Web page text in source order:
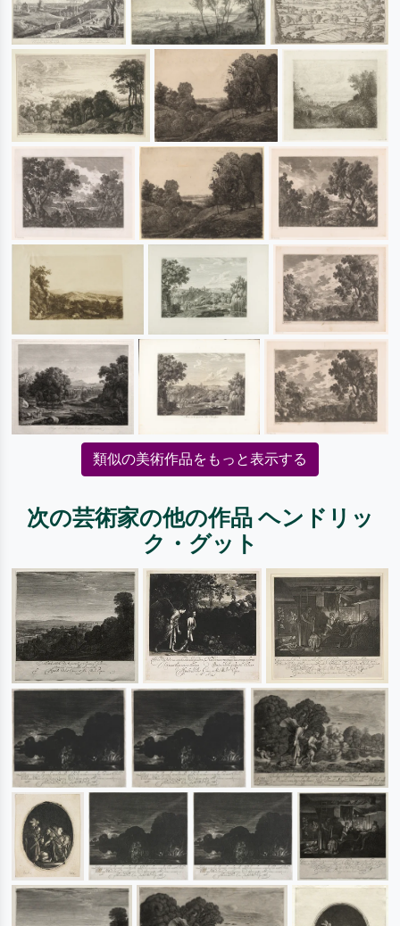
類似の美術作品をもっと表示する
次の芸術家の他の作品 ヘンドリッ
ク・グット